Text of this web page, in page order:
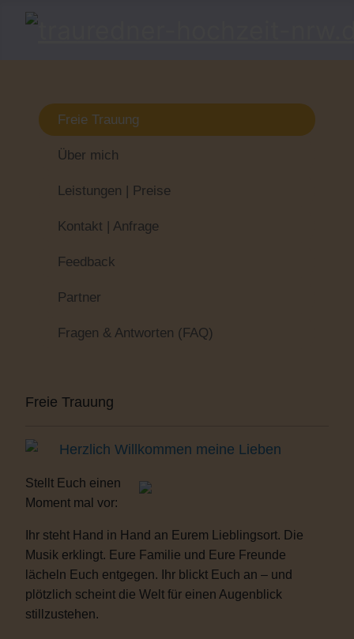
Freie Trauung
Über mich
Leistungen | Preise
Kontakt | Anfrage
Feedback
Partner
Fragen & Antworten (FAQ)
Freie Trauung
Herzlich Willkommen meine Lieben
Stellt Euch einen
Moment mal vor:
Ihr steht Hand in Hand an Eurem Lieblingsort. Die
Musik erklingt. Eure Familie und Eure Freunde
lächeln Euch entgegen. Ihr blickt Euch an – und
plötzlich scheint die Welt für einen Augenblick
stillzustehen.